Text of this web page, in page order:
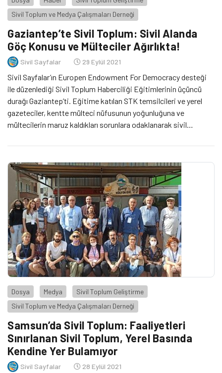
Sivil Toplum ve Medya Çalışmaları Derneği
Gaziantep’te Sivil Toplum: Sivil Alanda
Göç Konusu ve Mülteciler Ağırlıkta!
Sivil Sayfalar 29 Eylül 2021
Sivil Sayfalar’ın Europen Endowment For Democracy desteği
ile düzenlediği Sivil Toplum Haberciliği Eğitimlerinin üçüncü
durağı Gaziantep’ti. Eğitime katılan STK temsilcileri ve yerel
gazeteciler, kentte mülteci nüfusunun yoğunluğuna ve
mültecilerin maruz kaldıkları sorunlara odaklanarak sivil
Dosya Medya
Sivil Toplum Geliştirme
Sivil Toplum ve Medya Çalışmaları Derneği
Samsun’da Sivil Toplum: Faaliyetleri
Sınırlanan Sivil Toplum, Yerel Basında
Kendine Yer Bulamıyor
Sivil Sayfalar 28 Eylül 2021